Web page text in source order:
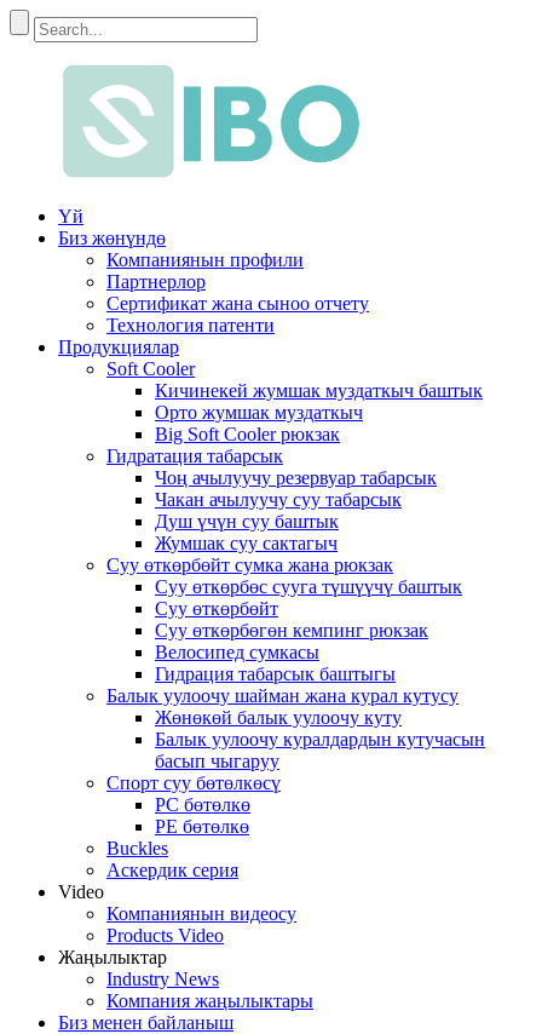
Үй
Биз жөнүндө
Компаниянын профили
Партнерлор
Сертификат жана сыноо отчету
Технология патенти
Продукциялар
Soft Cooler
Кичинекей жумшак муздаткыч баштык
Орто жумшак муздаткыч
Big Soft Cooler рюкзак
Гидратация табарсык
Чоң ачылуучу резервуар табарсык
Чакан ачылуучу суу табарсык
Душ үчүн суу баштык
Жумшак суу сактагыч
Суу өткөрбөйт сумка жана рюкзак
Суу өткөрбөс сууга түшүүчү баштык
Суу өткөрбөйт
Суу өткөрбөгөн кемпинг рюкзак
Велосипед сумкасы
Гидрация табарсык баштыгы
Балык уулоочу шайман жана курал кутусу
Жөнөкөй балык уулоочу куту
Балык уулоочу куралдардын кутучасын
басып чыгаруу
Спорт суу бөтөлкөсү
PC бөтөлкө
PE бөтөлкө
Buckles
Аскердик серия
Video
Компаниянын видеосу
Products Video
Жаңылыктар
Industry News
Компания жаңылыктары
Биз менен байланыш